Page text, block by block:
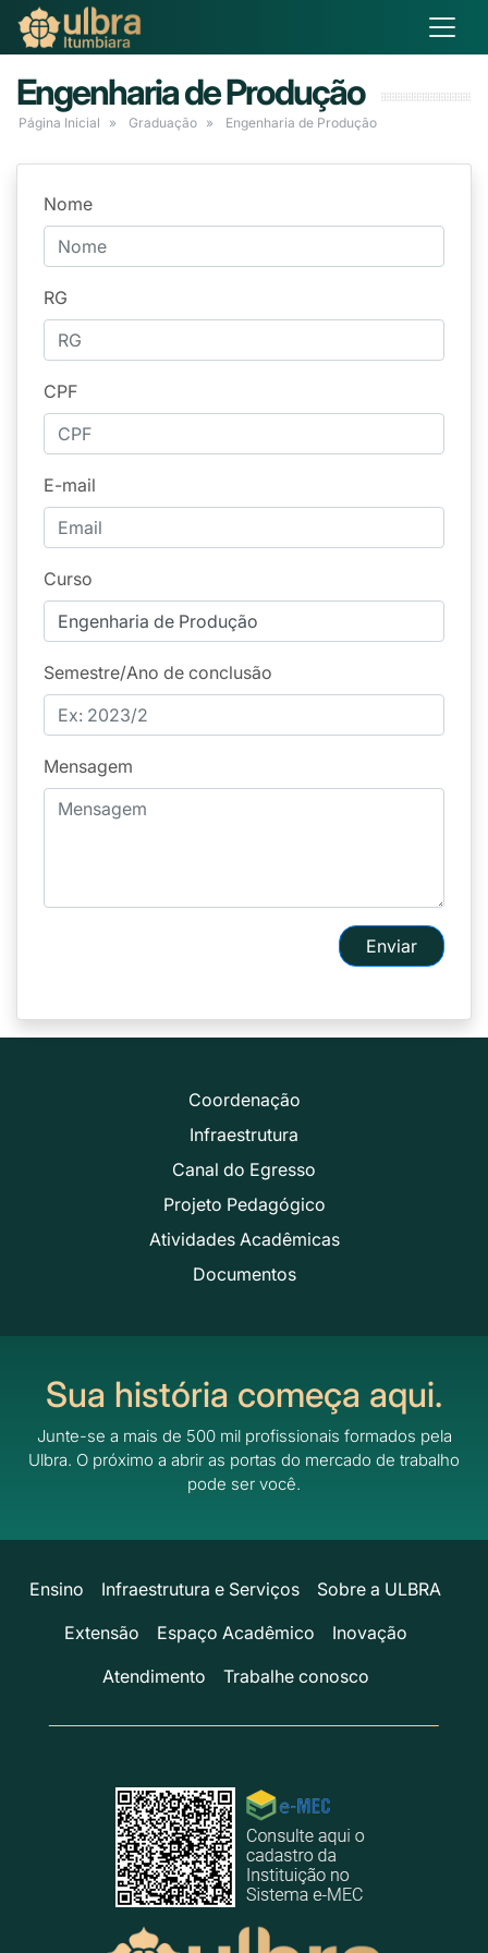
Engenharia de Produção
Página Inicial Graduação Engenharia de Produção
Nome
RG
CPF
E-mail
Curso
Semestre/Ano de conclusão
Mensagem
Enviar
Coordenação
Infraestrutura
Canal do Egresso
Projeto Pedagógico
Atividades Acadêmicas
Documentos
Sua história começa aqui.
Junte-se a mais de 500 mil profissionais formados pela
Ulbra. O próximo a abrir as portas do mercado de trabalho
pode ser você.
Ensino Infraestrutura e Serviços
Sobre a ULBRA
Extensão
Espaço Acadêmico
Inovação
Atendimento
Trabalhe conosco